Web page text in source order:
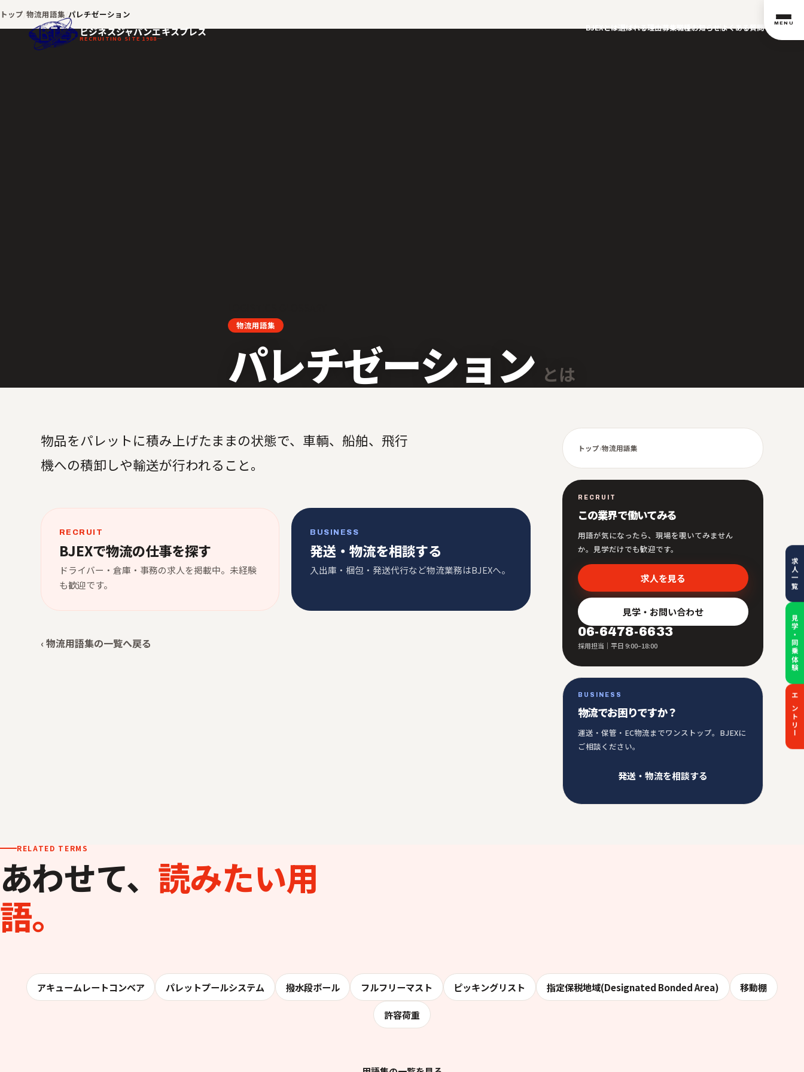
ビジネスジャパンエキスプレス
RECRUITING SITE 1988—
BJEXとは選ばれる理由募集職種お知らせよくある質問 MENU
トップ 物流用語集 パレチゼーション
物流用語集
パレチゼーション とは
物品をパレットに積み上げたままの状態で、車輌、船舶、飛行
機への積卸しや輸送が行われること。
RECRUIT
BJEXで物流の仕事を探す
ドライバー・倉庫・事務の求人を掲載中。未経験
も歓迎です。
BUSINESS
発送・物流を相談する
入出庫・梱包・発送代行など物流業務はBJEXへ。
‹ 物流用語集の一覧へ戻る
トップ›物流用語集
RECRUIT
この業界で働いてみる
用語が気になったら、現場を覗いてみません
か。見学だけでも歓迎です。
求人を見る
見学・お問い合わせ
06-6478-6633
採用担当｜平日 9:00–18:00
BUSINESS
物流でお困りですか？
運送・保管・EC物流までワンストップ。BJEXに
ご相談ください。
発送・物流を相談する
RELATED TERMS
あわせて、 読みたい用
語。
アキュームレートコンベア パレットプールシステム 撥水段ボール フルフリーマスト ピッキングリスト 指定保税地域(Designated Bonded Area) 移動棚
許容荷重
求人一覧
見学・同乗体験
エントリー